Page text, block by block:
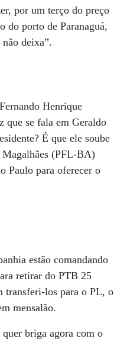
por um terço do preço
do porto de Paranaguá,
deixa”.
Henrique
que se fala em Geraldo
É que ele soube
(PFL-BA)
Paulo para oferecer o
estão comandando
retirar do PTB 25
transferi-los para o PL, o
mensalão.
quer briga agora com o